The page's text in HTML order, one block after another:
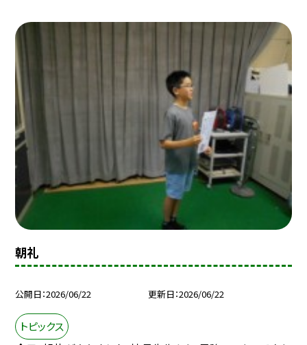
朝礼
公開日 2026/06/22 更新日 2026/06/22
トピックス